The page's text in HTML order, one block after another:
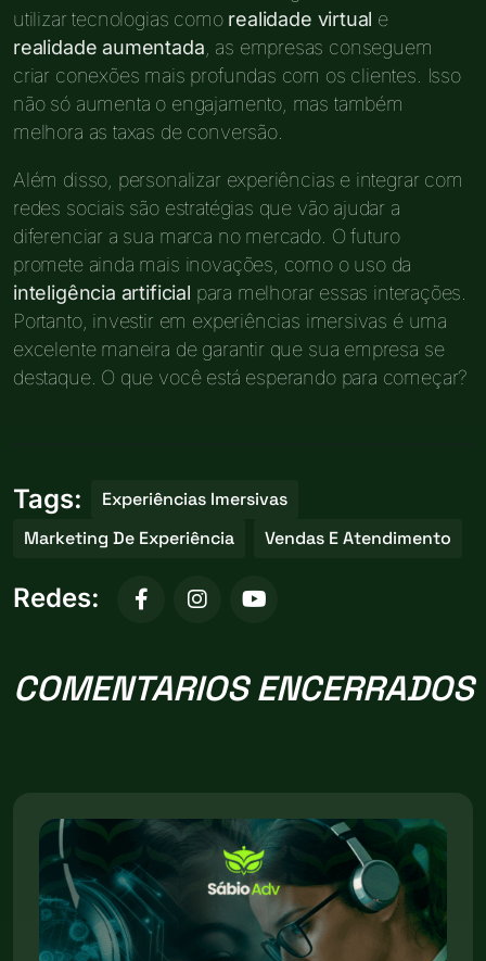
utilizar tecnologias como realidade virtual e
realidade aumentada , as empresas conseguem
criar conexões mais profundas com os clientes. Isso
não só aumenta o engajamento, mas também
melhora as taxas de conversão.
Além disso, personalizar experiências e integrar com
redes sociais são estratégias que vão ajudar a
diferenciar a sua marca no mercado. O futuro
promete ainda mais inovações, como o uso da
inteligência artificial para melhorar essas interações.
Portanto, investir em experiências imersivas é uma
excelente maneira de garantir que sua empresa se
destaque. O que você está esperando para começar?
Tags:
Experiências Imersivas
Marketing De Experiência
Vendas E Atendimento
Redes:
COMENTARIOS ENCERRADOS